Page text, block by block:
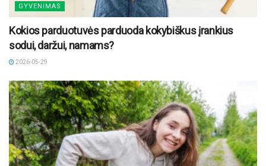
GYVENIMAS
Kokios parduotuvės parduoda kokybiškus įrankius
sodui, daržui, namams?
2026-05-29